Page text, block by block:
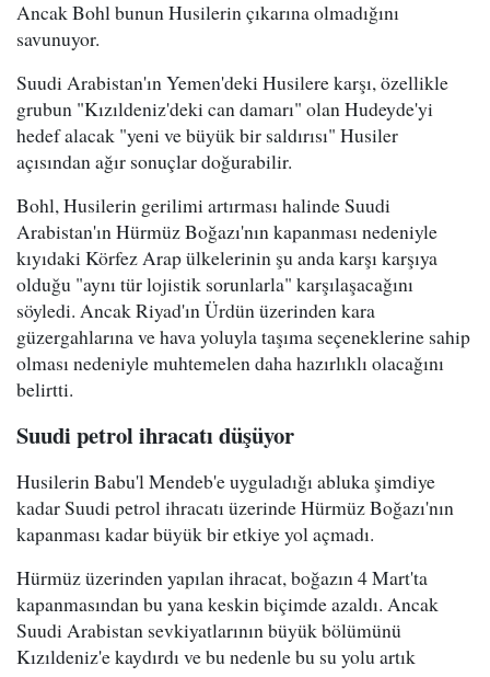
Ancak Bohl bunun Husilerin çıkarına olmadığını
savunuyor.
Suudi Arabistan'ın Yemen'deki Husilere karşı, özellikle
grubun "Kızıldeniz'deki can damarı" olan Hudeyde'yi
hedef alacak "yeni ve büyük bir saldırısı" Husiler
açısından ağır sonuçlar doğurabilir.
Bohl, Husilerin gerilimi artırması halinde Suudi
Arabistan'ın Hürmüz Boğazı'nın kapanması nedeniyle
kıyıdaki Körfez Arap ülkelerinin şu anda karşı karşıya
olduğu "aynı tür lojistik sorunlarla" karşılaşacağını
söyledi. Ancak Riyad'ın Ürdün üzerinden kara
güzergahlarına ve hava yoluyla taşıma seçeneklerine sahip
olması nedeniyle muhtemelen daha hazırlıklı olacağını
belirtti.
Suudi petrol ihracatı düşüyor
Husilerin Babu'l Mendeb'e uyguladığı abluka şimdiye
kadar Suudi petrol ihracatı üzerinde Hürmüz Boğazı'nın
kapanması kadar büyük bir etkiye yol açmadı.
Hürmüz üzerinden yapılan ihracat, boğazın 4 Mart'ta
kapanmasından bu yana keskin biçimde azaldı. Ancak
Suudi Arabistan sevkiyatlarının büyük bölümünü
Kızıldeniz'e kaydırdı ve bu nedenle bu su yolu artık